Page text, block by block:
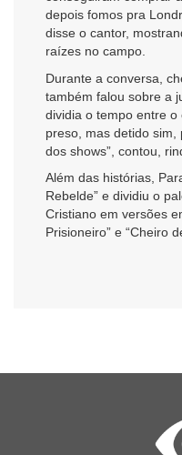
depois fomos pra
disse o cantor,
raízes no campo.
Durante a conversa,
também falou sobre a
dividia o tempo entre o
preso, mas detido
dos shows”, contou,
Além das histórias,
Rebelde” e dividiu o
Cristiano em versões
Prisioneiro” e “Cheiro